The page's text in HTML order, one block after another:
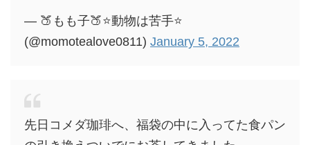
— 🍑もも子🍑⭐️動物は苦手⭐️
(@momotealove0811) January 5, 2022
先日コメダ珈琲へ、福袋の中に入ってた食パン